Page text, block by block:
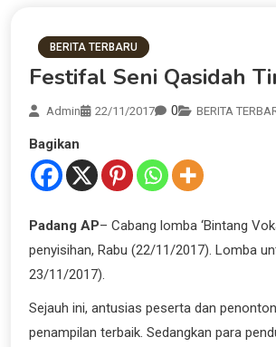
BERITA TERBARU
Festifal Seni Qasidah
Admin 22/11/2017 0 BERITA
Bagikan
Padang AP– Cabang lomba ‘Bintang
penyisihan, Rabu (22/11/2017). Lomba
23/11/2017).
Sejauh ini, antusias peserta dan
penampilan terbaik. Sedangkan para